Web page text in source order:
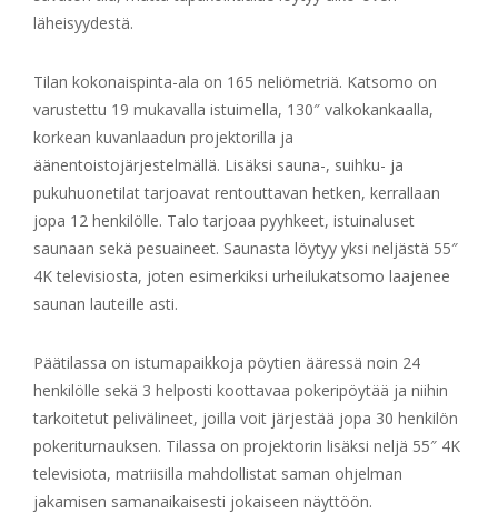
läheisyydestä.
Tilan kokonaispinta-ala on 165 neliömetriä. Katsomo on
varustettu 19 mukavalla istuimella, 130″ valkokankaalla,
korkean kuvanlaadun projektorilla ja
äänentoistojärjestelmällä. Lisäksi sauna-, suihku- ja
pukuhuonetilat tarjoavat rentouttavan hetken, kerrallaan
jopa 12 henkilölle. Talo tarjoaa pyyhkeet, istuinaluset
saunaan sekä pesuaineet. Saunasta löytyy yksi neljästä 55″
4K televisiosta, joten esimerkiksi urheilukatsomo laajenee
saunan lauteille asti.
Päätilassa on istumapaikkoja pöytien ääressä noin 24
henkilölle sekä 3 helposti koottavaa pokeripöytää ja niihin
tarkoitetut pelivälineet, joilla voit järjestää jopa 30 henkilön
pokeriturnauksen. Tilassa on projektorin lisäksi neljä 55″ 4K
televisiota, matriisilla mahdollistat saman ohjelman
jakamisen samanaikaisesti jokaiseen näyttöön.